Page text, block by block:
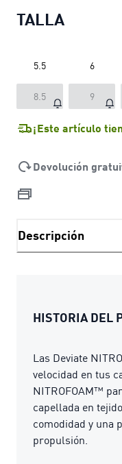
TALLA
5.5 6
8.5 9
¡Este artículo
Devolución
Descripción
HISTORIA DEL
Las Deviate
velocidad en tus
NITROFOAM™
capellada en
comodidad y una
propulsión.